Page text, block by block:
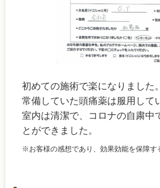
初めての施術で楽になりました。
常備していた頭痛薬は服用して
室内は清潔で、コロナの自粛中
とができました。
※お客様の感想であり、効果効能を保障す